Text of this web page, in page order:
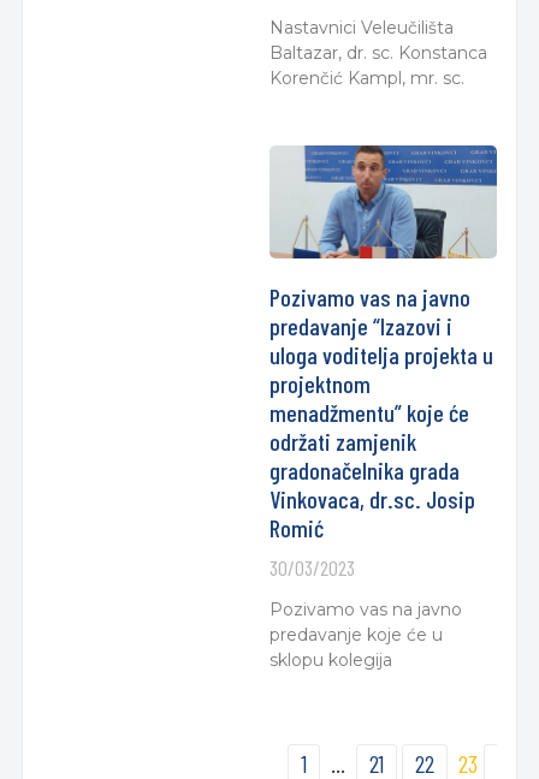
Nastavnici Veleučilišta
Baltazar, dr. sc. Konstanca
Korenčić Kampl, mr. sc.
Pozivamo vas na javno
predavanje “Izazovi i
uloga voditelja projekta u
projektnom
menadžmentu” koje će
održati zamjenik
gradonačelnika grada
Vinkovaca, dr.sc. Josip
Romić
30/03/2023
Pozivamo vas na javno
predavanje koje će u
sklopu kolegija
1 … 21 22
23